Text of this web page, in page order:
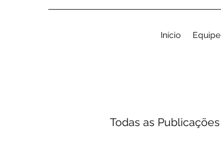
Início Equipe
Todas as Publicações